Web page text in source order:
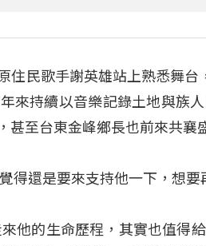
住民歌手謝英雄站上熟悉舞台
來持續以音樂記錄土地與族
至台東金峰鄉長也前來共襄
得還是要來支持他一下，想要
他的生命歷程，其實也值得